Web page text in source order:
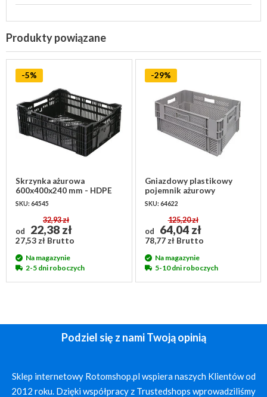
Produkty powiązane
-5%
Skrzynka ażurowa
600x400x240 mm - HDPE
recyklat
SKU: 64545
od
32,93 zł
22,38 zł
27,53 zł Brutto
Na magazynie
2-5 dni roboczych
-29%
Gniazdowy plastikowy
pojemnik ażurowy
600x400x320 mm - 60
litrów
SKU: 64622
od
125,20 zł
64,04 zł
78,77 zł Brutto
Na magazynie
5-10 dni roboczych
Podziel się z nami Twoją opinią
Sklep internetowy Rotomshop.pl wspiera naszych Klientów od
2012 roku. Dzięki współpracy z Trustedshops wprowadziliśmy